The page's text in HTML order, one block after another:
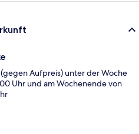
Aufpreis) unter der Woche
Uhr und am Wochenende von